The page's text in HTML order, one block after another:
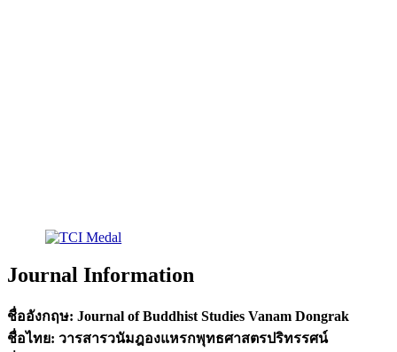
Journal Information
ชื่ออังกฤษ: Journal of Buddhist Studies Vanam Dongrak
ชื่อไทย: วารสารวนัมฎองแหรกพุทธศาสตรปริทรรศน์